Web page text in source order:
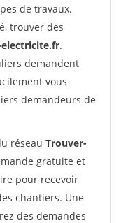
de travaux.
trouver des
.
demandent
vous
demandeurs de
réseau Trouver-
gratuite et
pour recevoir
chantiers. Une
des demandes